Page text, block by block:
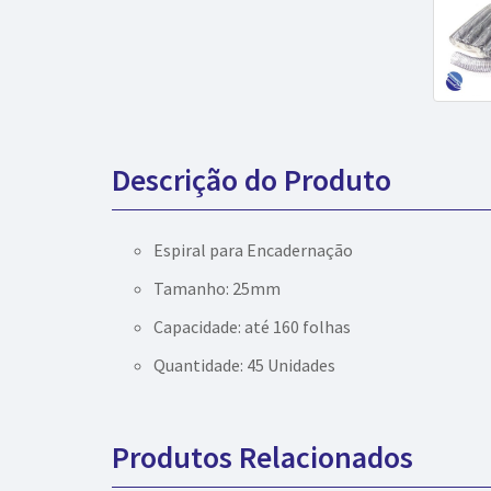
Descrição do Produto
Espiral para Encadernação
Tamanho: 25mm
Capacidade: até 160 folhas
Quantidade: 45 Unidades
Produtos Relacionados